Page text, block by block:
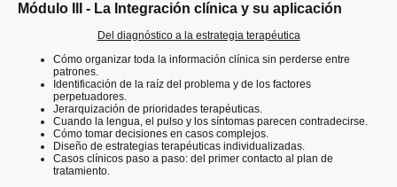
Módulo III - La Integración clínica y su aplicación
Del diagnóstico a la estrategia terapéutica
Cómo organizar toda la información clínica sin perderse entre
patrones.
Identificación de la raíz del problema y de los factores
perpetuadores.
Jerarquización de prioridades terapéuticas.
Cuando la lengua, el pulso y los síntomas parecen contradecirse.
Cómo tomar decisiones en casos complejos.
Diseño de estrategias terapéuticas individualizadas.
Casos clínicos paso a paso: del primer contacto al plan de
tratamiento.